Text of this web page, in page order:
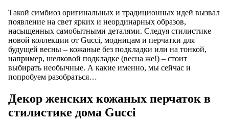
Такой симбиоз оригинальных и традиционных идей вызвал
появление на свет ярких и неординарных образов,
насыщенных самобытными деталями. Следуя стилистике
новой коллекции от Gucci, модницам и перчатки для
будущей весны – кожаные без подкладки или на тонкой,
например, шелковой подкладке (весна же!) – стоит
выбирать необычные. А какие именно, мы сейчас и
попробуем разобраться…
Декор женских кожаных перчаток в
стилистике дома Gucci